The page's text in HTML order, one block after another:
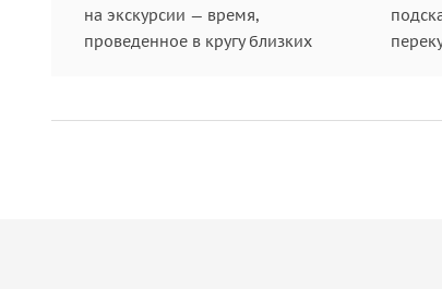
на экскурсии — время,
проведенное в кругу близких